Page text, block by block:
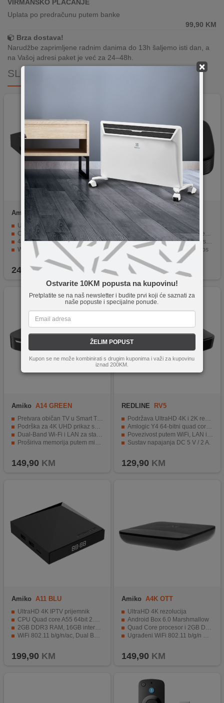
×
Ostvarite 10KM popusta na kupovinu!
Pretplatite se na naš newsletter i budite prvi koji će saznati za
naše popuste i specijalne ponude.
ŽELIM POPUST
Kupon se ne može kombinirati s drugim kuponima i važi za kupovinu
iznad 200KM.
VIRMANSKO PLAĆANJE
Uplata po predračunu putem banke
99,90 KM
Brza dostava!
Narudžbe zaprimljene radnim danima do 13h šaljemo isti dan, a
na Vašoj adresi paket je već za 24–48h.
SLIČNI PROIZVODI
Amiko A11 GOLD
UltraHD 4K IPTV prijemnik
CPU Quad core A55 64bit 2.0 GHz
4GB DDR3 RAM, 32GB interne memorije
WiFi 802.11 b/g/n/ac, Dual Band
Bluetooth / Infrared daljinski upravljač sa funkcijom učenja
249,90KM
Mag MAG 555
IPTV prijemnik, Google TV
CPU ARM Quad 64-bit Cortex-A35
2GB RAM DDR4 / 16GB Flash memory eMMC
Podrška za 4K HDR pri 60 fps
WiFi, Bluetooth, HDMI
179,90KM
Amiko A14 GREEN
Pretvara običan TV u Smart TV sa Android 14 operativnim sistemom
Podrška za 4K UHD prikaz sa HDR10+ i AV1 kodecima
Dual-Band Wi-Fi i LAN za stabilnu mrežnu vezu
Proširiva memorija putem microSD-a
149,90 KM
REDLINE RV5
Podržava UltraHD 4K i 2K rezolucije.
Amlogic Y4 64-bitni quad core procesor.
Povezivost putem WiFi, LAN i Bluetooth.
Sustav napajanja DC 5 V / 2 A.
129,90 KM
Amiko A11 BLU
UltraHD 4K IPTV prijemnik
CPU Quad core A55 64bit 2.0 GHz
2GB DDR3 RAM, 16GB interne memorije
WiFi 802.11 b/g/n/ac, Dual Band
199,90 KM
Amiko A4K OTT
UltraHD 4K rezolucija
Android Box 6.0 Marshmallow
Quad Core procesor i 2GB DDR3 RAM memorije
Ugrađeni WiFi 802.11 b/g/n DualBand i LAN 10/100
149,90 KM